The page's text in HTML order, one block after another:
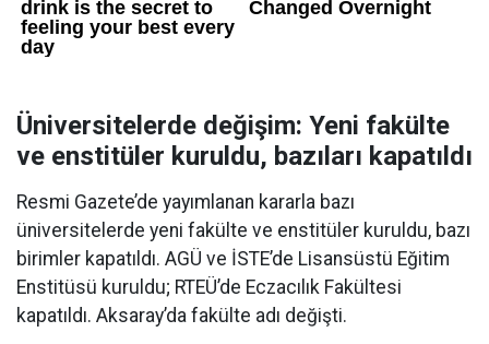
Üniversitelerde değişim: Yeni fakülte
ve enstitüler kuruldu, bazıları kapatıldı
Resmi Gazete’de yayımlanan kararla bazı
üniversitelerde yeni fakülte ve enstitüler kuruldu, bazı
birimler kapatıldı. AGÜ ve İSTE’de Lisansüstü Eğitim
Enstitüsü kuruldu; RTEÜ’de Eczacılık Fakültesi
kapatıldı. Aksaray’da fakülte adı değişti.